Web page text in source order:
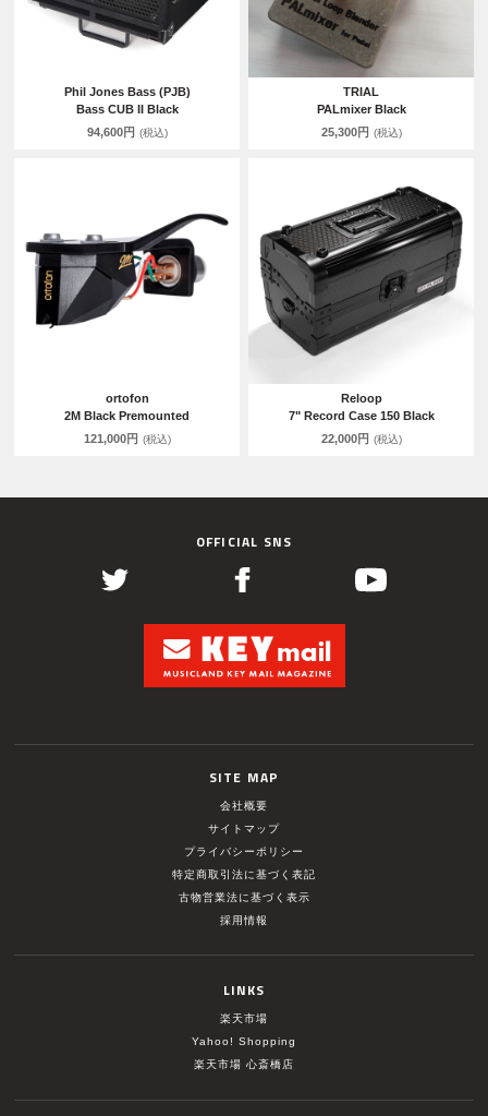
Phil Jones Bass (PJB)
Bass CUB II Black
94,600円 (税込)
TRIAL
PALmixer Black
25,300円 (税込)
ortofon
2M Black Premounted
121,000円 (税込)
Reloop
7" Record Case 150 Black
22,000円 (税込)
OFFICIAL SNS
SITE MAP
会社概要
サイトマップ
プライバシーポリシー
特定商取引法に基づく表記
古物営業法に基づく表示
採用情報
LINKS
楽天市場
Yahoo! Shopping
楽天市場 心斎橋店